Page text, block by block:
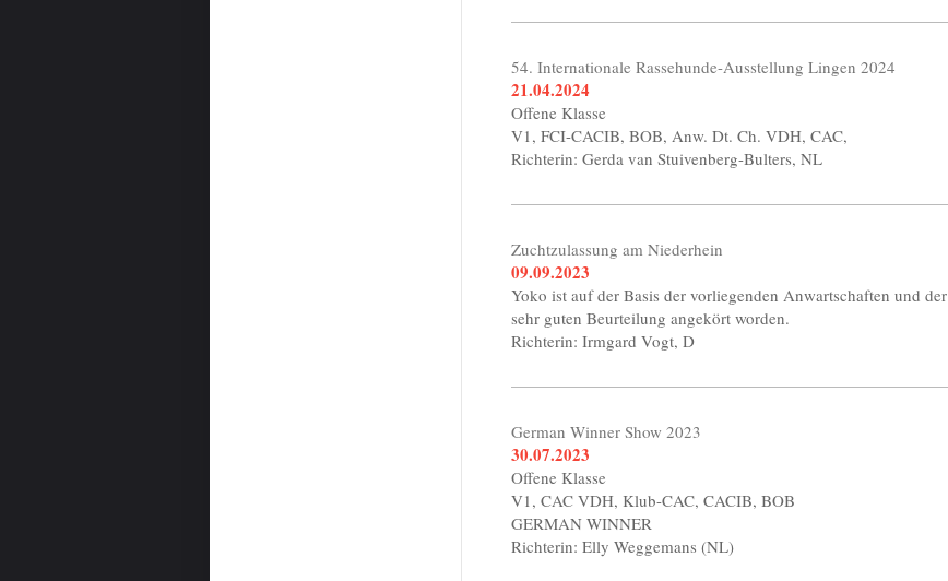
54. Internationale Rassehunde-Ausstellung Lingen 2024
21.04.2024
Offene Klasse
V1, FCI-CACIB, BOB, Anw. Dt. Ch. VDH, CAC,
Richterin: Gerda van Stuivenberg-Bulters, NL
Zuchtzulassung am Niederhein
09.09.2023
Yoko ist auf der Basis der vorliegenden Anwartschaften und der
sehr guten Beurteilung angekört worden.
Richterin: Irmgard Vogt, D
German Winner Show 2023
30.07.2023
Offene Klasse
V1, CAC VDH, Klub-CAC, CACIB, BOB
GERMAN WINNER
Richterin: Elly Weggemans (NL)